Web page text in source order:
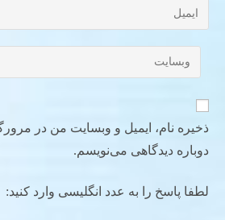
ذخیره نام، ایمیل و وبسایت من در
دوباره دیدگاهی می‌نویسم.
لطفا پاسخ را به عدد انگلیسی وارد کنید: